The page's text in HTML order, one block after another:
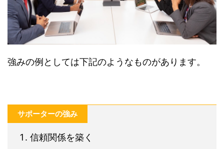
強みの例としては下記のようなものがあります。
サポーターの強み
信頼関係を築く